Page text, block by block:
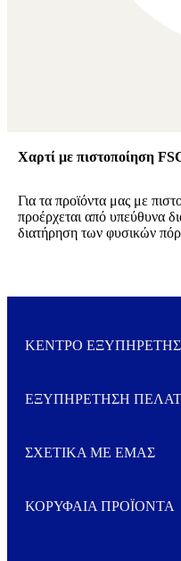
Χαρτί με πιστοποίηση
Για τα προϊόντα μας με
προέρχεται από υπεύθυνα
διατήρηση των φυσικών
ΚΕΝΤΡΟ
ΕΞΥΠΗΡΕΤΗΣΗ
ΣΧΕΤΙΚΑ ΜΕ ΕΜΑΣ
ΚΟΡΥΦΑΙΑ ΠΡΟΪΟΝΤΑ